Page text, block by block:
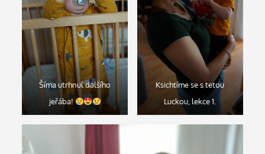
Šíma utrhnul dalšího
jeřába!
Ksichtíme se s tetou
Luckou, lekce 1.